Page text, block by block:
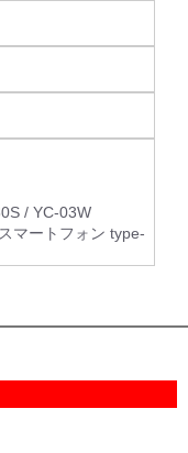
/ YC-03W
マートフォン type-